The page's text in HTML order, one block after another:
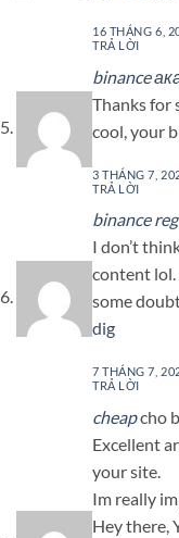
16 THÁNG 6,
TRẢ LỜI
binance
Thanks for
cool, your
3 THÁNG 7,
TRẢ LỜI
binance
I don’t
content lol.
some
dig
7 THÁNG 7,
TRẢ LỜI
cheapcho
Excellent
your site.
Im really
Hey there,